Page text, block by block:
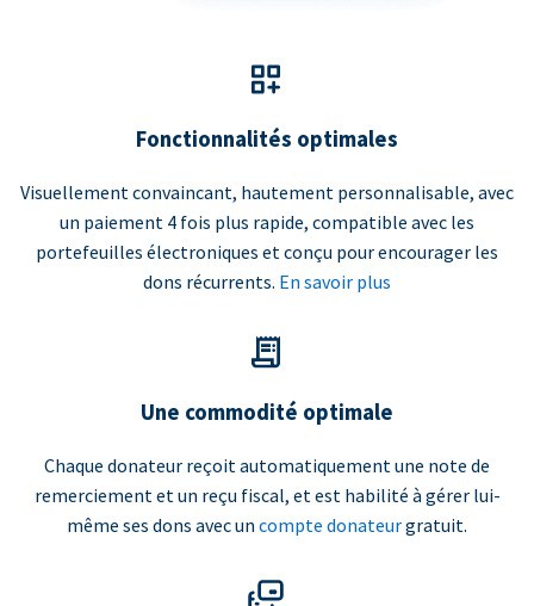
Fonctionnalités optimales
Visuellement convaincant, hautement personnalisable, avec
un paiement 4 fois plus rapide, compatible avec les
portefeuilles électroniques et conçu pour encourager les
dons récurrents. En savoir plus
Une commodité optimale
Chaque donateur reçoit automatiquement une note de
remerciement et un reçu fiscal, et est habilité à gérer lui-
même ses dons avec un compte donateurgratuit.